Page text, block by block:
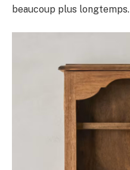
beaucoup plus longtemps.